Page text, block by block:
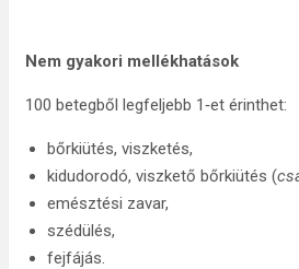
Nem gyakori mellékhatások
100 betegből legfeljebb 1‑et érinthet:
bőrkiütés, viszketés,
kidudorodó, viszkető bőrkiütés (
emésztési zavar,
szédülés,
fejfájás.